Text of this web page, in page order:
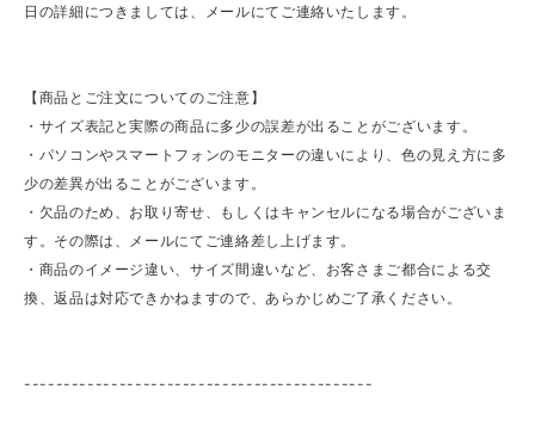
日の詳細につきましては、メールにてご連絡いたします。
【商品とご注文についてのご注意】
・サイズ表記と実際の商品に多少の誤差が出ることがございます。
・パソコンやスマートフォンのモニターの違いにより、色の見え方に多
少の差異が出ることがございます。
・欠品のため、お取り寄せ、もしくはキャンセルになる場合がございま
す。その際は、メールにてご連絡差し上げます。
・商品のイメージ違い、サイズ間違いなど、お客さまご都合による交
換、返品は対応できかねますので、あらかじめご了承ください。
--------------------------------------------